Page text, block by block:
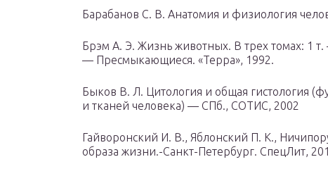
Барабанов С. В. Анатомия и физиология
Брэм А. Э. Жизнь животных. В трех томах: 1
— Пресмыкающиеся. «Терра», 1992.
Быков В. Л. Цитология и общая гистология
и тканей человека) — СПб., СОТИС, 2002
Гайворонский И. В., Яблонский П. К.,
образа жизни.-Санкт-Петербург. СпецЛит,